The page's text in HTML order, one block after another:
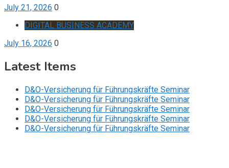
July 21, 2026 0
DIGITAL BUSINESS ACADEMY
July 16, 2026 0
Latest Items
D&O-Versicherung für Führungskräfte Seminar
D&O-Versicherung für Führungskräfte Seminar
D&O-Versicherung für Führungskräfte Seminar
D&O-Versicherung für Führungskräfte Seminar
D&O-Versicherung für Führungskräfte Seminar